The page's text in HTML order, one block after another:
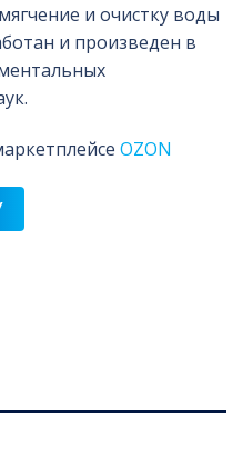
и очистку воды
и произведен в
OZON
кассет фильтрующих